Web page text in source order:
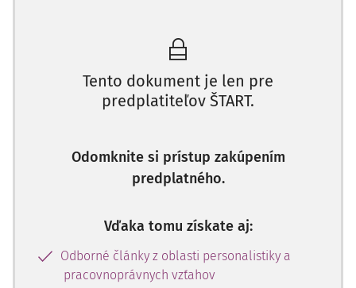
Tento dokument je len pre
predplatiteľov ŠTART.
Odomknite si prístup zakúpením
predplatného.
Vďaka tomu získate aj:
Odborné články z oblasti personalistiky a
pracovnoprávnych vzťahov